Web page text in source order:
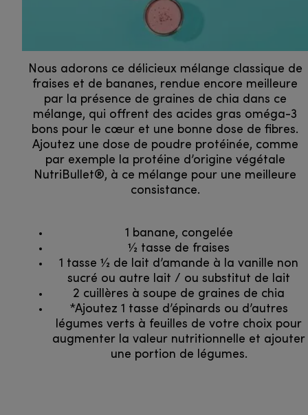
Nous adorons ce délicieux mélange classique de
fraises et de bananes, rendue encore meilleure
par la présence de graines de chia dans ce
mélange, qui offrent des acides gras oméga-3
bons pour le cœur et une bonne dose de fibres.
Ajoutez une dose de poudre protéinée, comme
par exemple la protéine d’origine végétale
NutriBullet®, à ce mélange pour une meilleure
consistance.
1 banane, congelée
1⁄2 tasse de fraises
1 tasse 1⁄2 de lait d’amande à la vanille non
sucré ou autre lait / ou substitut de lait
2 cuillères à soupe de graines de chia
*Ajoutez 1 tasse d’épinards ou d’autres
légumes verts à feuilles de votre choix pour
augmenter la valeur nutritionnelle et ajouter
une portion de légumes.